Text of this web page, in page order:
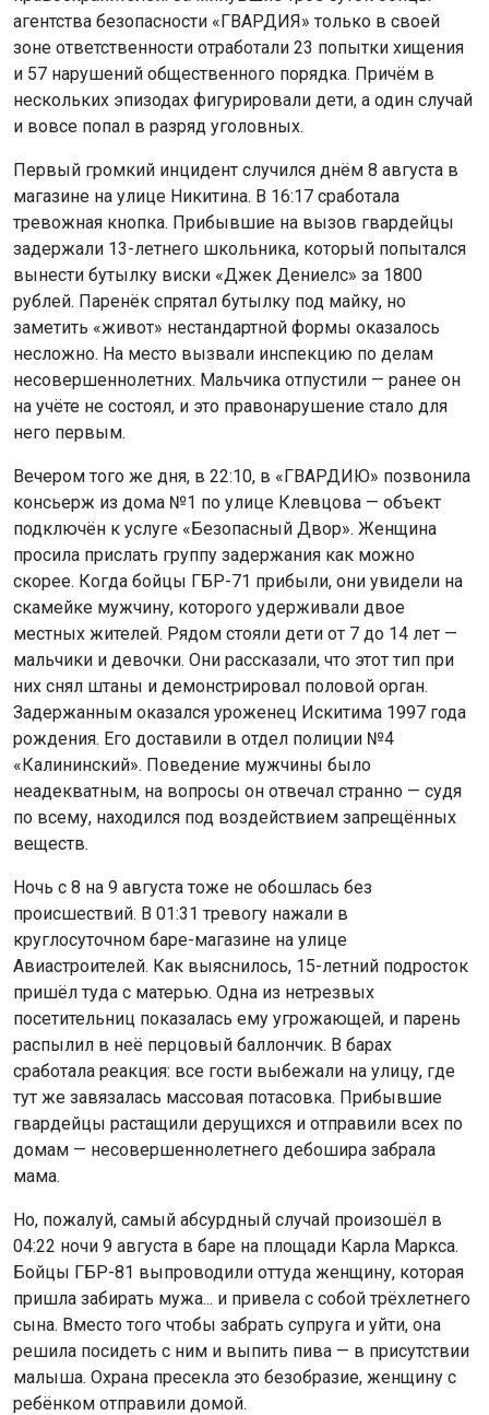
Первый громкий инцидент случился днём 8 августа в
магазине на улице Никитина. В 16:17 сработала
тревожная кнопка. Прибывшие на вызов гвардейцы
задержали 13-летнего школьника, который попытался
вынести бутылку виски «Джек Дениелс» за 1800
рублей. Паренёк спрятал бутылку под майку, но
заметить «живот» нестандартной формы оказалось
несложно. На место вызвали инспекцию по делам
несовершеннолетних. Мальчика отпустили — ранее он
на учёте не состоял, и это правонарушение стало для
него первым.
Вечером того же дня, в 22:10, в «ГВАРДИЮ» позвонила
консьерж из дома №1 по улице Клевцова — объект
подключён к услуге «Безопасный Двор». Женщина
просила прислать группу задержания как можно
скорее. Когда бойцы ГБР-71 прибыли, они увидели на
скамейке мужчину, которого удерживали двое
местных жителей. Рядом стояли дети от 7 до 14 лет —
мальчики и девочки. Они рассказали, что этот тип при
них снял штаны и демонстрировал половой орган.
Задержанным оказался уроженец Искитима 1997 года
рождения. Его доставили в отдел полиции №4
«Калининский». Поведение мужчины было
неадекватным, на вопросы он отвечал странно — судя
по всему, находился под воздействием запрещённых
веществ.
Ночь с 8 на 9 августа тоже не обошлась без
происшествий. В 01:31 тревогу нажали в
круглосуточном баре-магазине на улице
Авиастроителей. Как выяснилось, 15-летний подросток
пришёл туда с матерью. Одна из нетрезвых
посетительниц показалась ему угрожающей, и парень
распылил в неё перцовый баллончик. В барах
сработала реакция: все гости выбежали на улицу, где
тут же завязалась массовая потасовка. Прибывшие
гвардейцы растащили дерущихся и отправили всех по
домам — несовершеннолетнего дебошира забрала
мама.
Но, пожалуй, самый абсурдный случай произошёл в
04:22 ночи 9 августа в баре на площади Карла Маркса.
Бойцы ГБР-81 выпроводили оттуда женщину, которая
пришла забирать мужа... и привела с собой трёхлетнего
сына. Вместо того чтобы забрать супруга и уйти, она
решила посидеть с ним и выпить пива — в присутствии
малыша. Охрана пресекла это безобразие, женщину с
ребёнком отправили домой.
Ранее Горсайт сообщал, что гвардейцы задержали 11
нарушителей в Новосибирске за три дня.
Поделиться новостью:
Мы используем файлы cookie для корректной работы сайта,
аналитики применяются сервисыЯндекс.Метрика,Mail.ru и
LiveInternet . Продолжая пользоваться сайтом, вы
соглашаетесь с использованием файлов cookie.
Принять
Подробнее